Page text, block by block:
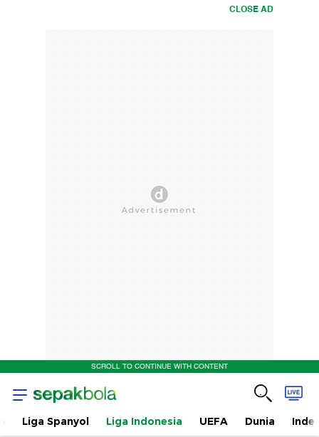
CLOSE AD
SCROLL TO CONTINUE WITH CONTENT
Liga Spanyol Liga Indonesia UEFA Dunia